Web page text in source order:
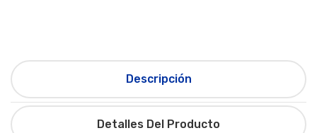
Descripción
Detalles Del Producto